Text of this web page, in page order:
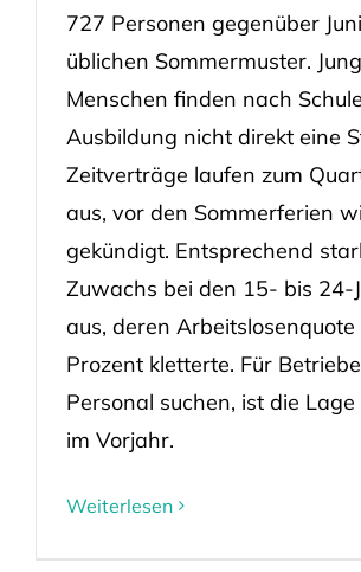
727 Personen gegenüber
üblichen Sommermuster.
Menschen finden nach
Ausbildung nicht direkt eine
Zeitverträge laufen zum
aus, vor den Sommerferien
gekündigt. Entsprechend
Zuwachs bei den 15- bis 24-
aus, deren Arbeitslosenquote
Prozent kletterte. Für
Personal suchen, ist die
im Vorjahr.
Weiterlesen